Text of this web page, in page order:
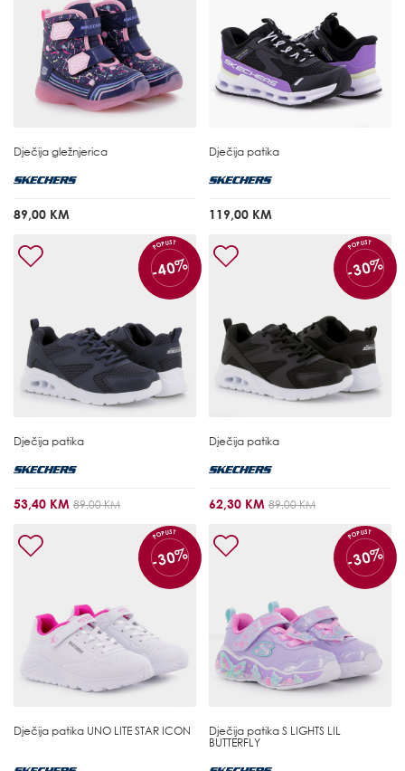
Dječija gležnjerica
89,00 KM
Dječija patika
119,00 KM
POPUST
-40%
Dječija patika
53,40 KM 89,00 KM
POPUST
-30%
Dječija patika
62,30 KM 89,00 KM
POPUST
-30%
Dječija patika UNO LITE STAR ICON
POPUST
-30%
Dječija patika S LIGHTS LIL
BUTTERFLY